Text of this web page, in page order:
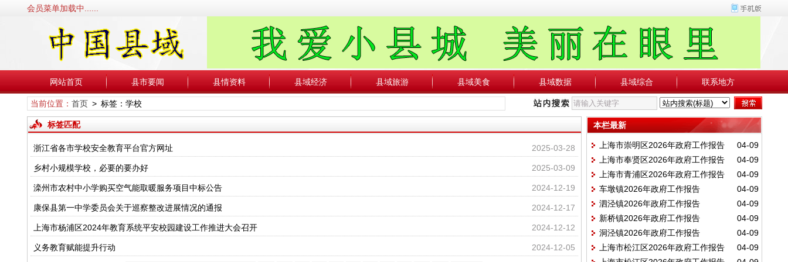
会员菜单加载中......
网站首页 县市要闻 县情资料 县域经济 县域旅游 县域美食 县域数据 县域综合 联系地方
当前位置： 首页> 标签：学校
标签匹配
2025-03-28
浙江省各市学校安全教育平台官方网址
2025-03-09
乡村小规模学校，必要的要办好
2024-12-19
滦州市农村中小学购买空气能取暖服务项目中标公告
2024-12-17
康保县第一中学委员会关于巡察整改进展情况的通报
2024-12-12
上海市杨浦区2024年教育系统平安校园建设工作推进大会召开
2024-12-05
义务教育赋能提升行动
本栏最新
04-09
上海市崇明区2026年政府工作报告
04-09
上海市奉贤区2026年政府工作报告
04-09
上海市青浦区2026年政府工作报告
04-09
车墩镇2026年政府工作报告
04-09
泗泾镇2026年政府工作报告
04-09
新桥镇2026年政府工作报告
04-09
洞泾镇2026年政府工作报告
04-09
上海市松江区2026年政府工作报告